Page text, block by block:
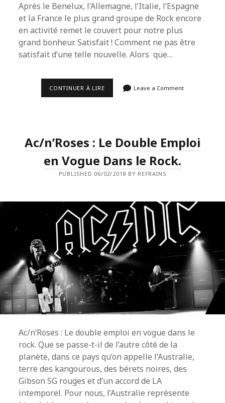
Après le Benelux, l’Allemagne, l’Italie, l’Espagne
et la France le plus grand groupe de Rock encore
en activité remet le couvert pour notre plus
grand bonheur. Satisfait ! Comment ne pas être
satisfait d’une telle nouvelle. Alors que…
CONTINUER À LIRELADIES
DE
RETOUR
!
Leave a Comment
Ac/n’Roses : Le Double Emploi
en Vogue Dans le Rock.
PUBLISHED 06/02/2018 BY REFRAINS
Ac/n’Roses : Le double emploi en vogue dans le
rock. Que se passe-t-il de l’autre côté de la
planète, dans ce pays qu’on appelle l’Australie,
terre des kangourous, des bérets noires, des
Gibson SG rouges et d’un accord de LA
intemporel. Pour nous, l’Australie représente